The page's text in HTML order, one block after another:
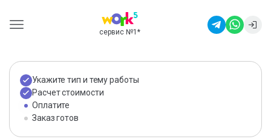
сервис №1 *
Укажите тип и тему работы
Расчет стоимости
Оплатите
Заказ готов